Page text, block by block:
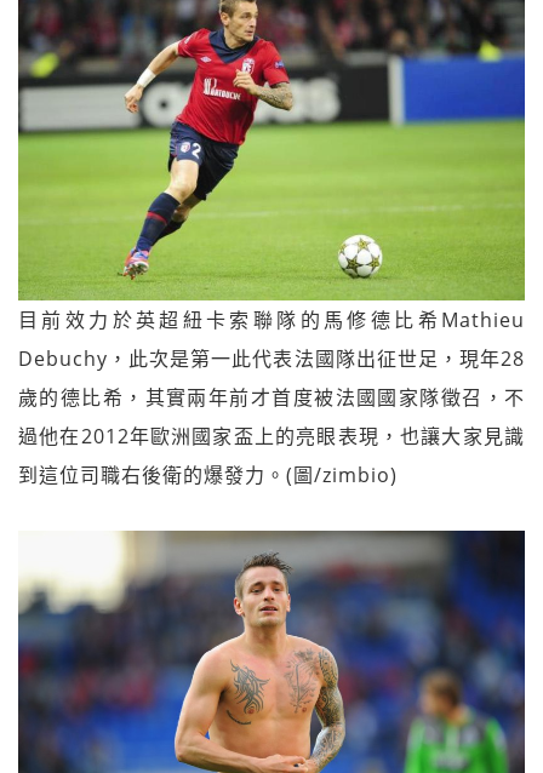
目前效力於英超紐卡索聯隊的馬修德比希Mathieu
Debuchy，此次是第一此代表法國隊出征世足，現年28
歲的德比希，其實兩年前才首度被法國國家隊徵召，不
過他在2012年歐洲國家盃上的亮眼表現，也讓大家見識
到這位司職右後衛的爆發力。(圖/zimbio)